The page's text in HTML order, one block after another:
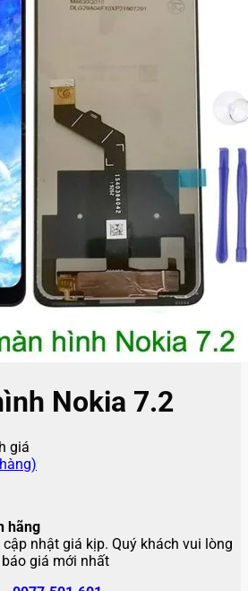
Nokia 7.2
giá
hãng
nhật giá kịp. Quý khách vui lòng
giá mới nhất